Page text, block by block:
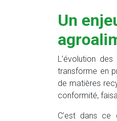
Un
L’évolution
transforme en
de matières
conformité,
C’est dans ce